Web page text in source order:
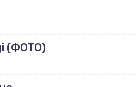
(ФОТО)